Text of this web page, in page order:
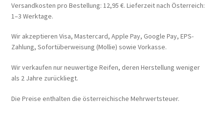
Versandkosten pro Bestellung: 12,95 €. Lieferzeit nach Österreich:
1–3 Werktage.
Wir akzeptieren Visa, Mastercard, Apple Pay, Google Pay, EPS-
Zahlung, Sofortüberweisung (Mollie) sowie Vorkasse.
Wir verkaufen nur neuwertige Reifen, deren Herstellung weniger
als 2 Jahre zurückliegt.
Die Preise enthalten die österreichische Mehrwertsteuer.